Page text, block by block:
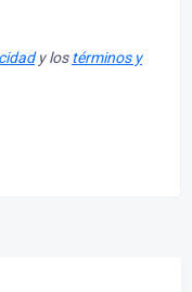
y lostérminos y